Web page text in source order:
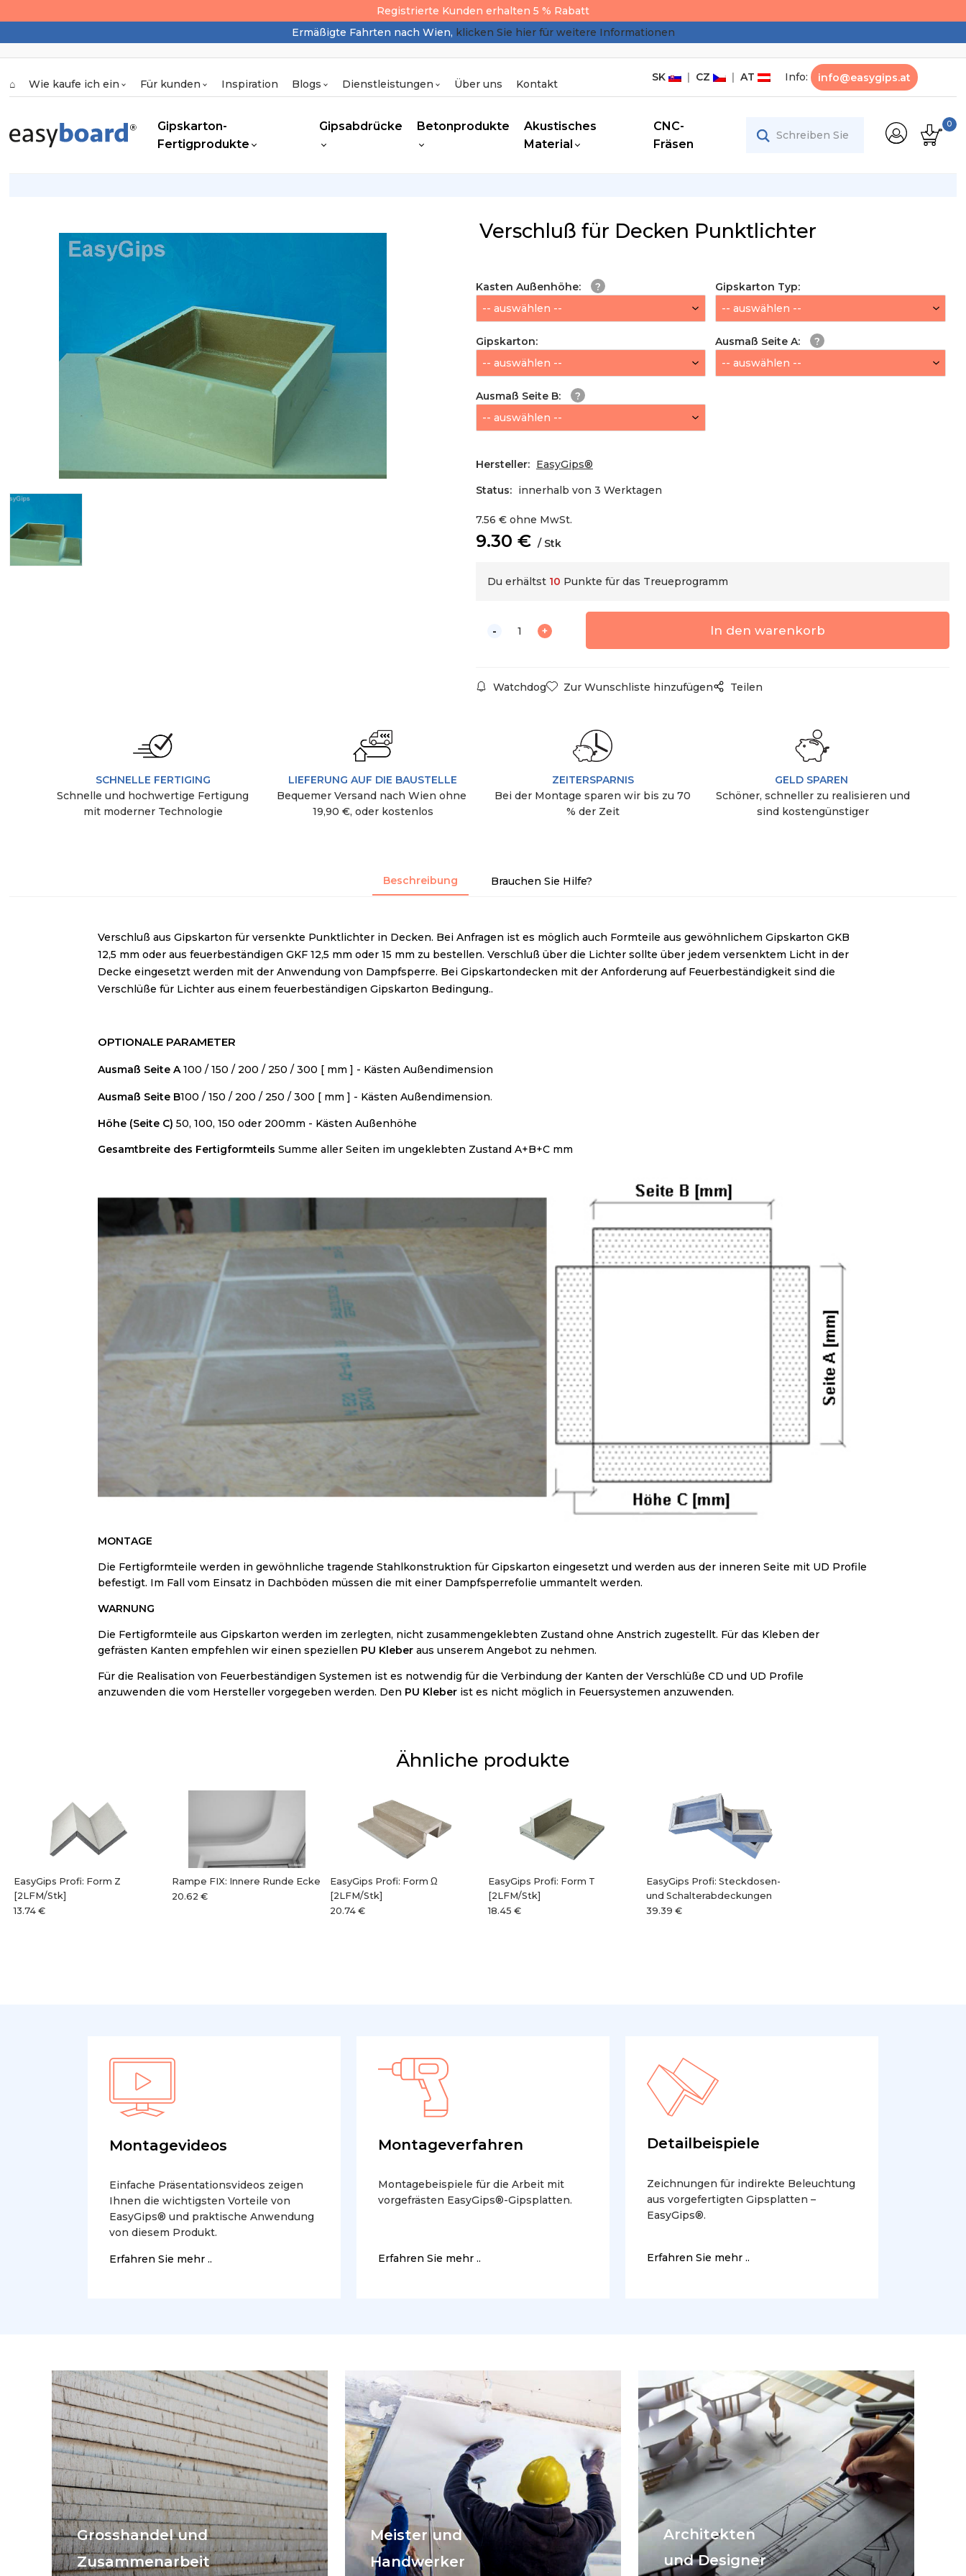
Registrierte Kunden erhalten 5 % Rabatt
Ermäßigte Fahrten nach Wien, klicken Sie hier für weitere Informationen
SK | CZ | AT Info: info@easygips.at
⌂ Wie kaufe ich ein Für kunden Inspiration Blogs Dienstleistungen Über uns Kontakt
Gipskarton-
Fertigprodukte
Gipsabdrücke Betonprodukte
Akustisches
Material
CNC-
Fräsen
0
Verschluß für Decken Punktlichter
Kasten Außenhöhe: Gipskarton Typ:
Gipskarton: Ausmaß Seite A:
Ausmaß Seite B:
Hersteller: EasyGips®
Status: innerhalb von 3 Werktagen
7.56 € ohne MwSt.
9.30 € Stk
Du erhältst 10 Punkte für das Treueprogramm
Watchdog Zur Wunschliste hinzufügen Teilen
SCHNELLE FERTIGING
Schnelle und hochwertige Fertigung
mit moderner Technologie
LIEFERUNG AUF DIE BAUSTELLE
Bequemer Versand nach Wien ohne
19,90 €, oder kostenlos
ZEITERSPARNIS
Bei der Montage sparen wir bis zu 70
% der Zeit
GELD SPAREN
Schöner, schneller zu realisieren und
sind kostengünstiger
Beschreibung Brauchen Sie Hilfe?
Verschluß aus Gipskarton für versenkte Punktlichter in Decken. Bei Anfragen ist es möglich auch Formteile aus gewöhnlichem Gipskarton GKB
12,5 mm oder aus feuerbeständigen GKF 12,5 mm oder 15 mm zu bestellen. Verschluß über die Lichter sollte über jedem versenktem Licht in der
Decke eingesetzt werden mit der Anwendung von Dampfsperre. Bei Gipskartondecken mit der Anforderung auf Feuerbeständigkeit sind die
Verschlüße für Lichter aus einem feuerbeständigen Gipskarton Bedingung..
OPTIONALE PARAMETER
Ausmaß Seite A100 / 150 / 200 / 250 / 300 [ mm ] - Kästen Außendimension
Ausmaß Seite B100 / 150 / 200 / 250 / 300 [ mm ] - Kästen Außendimension.
Höhe(Seite C) 50, 100, 150 oder 200mm - Kästen Außenhöhe
Gesamtbreite des Fertigformteils Summe aller Seiten im ungeklebten Zustand A+B+C mm
MONTAGE
Die Fertigformteile werden in gewöhnliche tragende Stahlkonstruktion für Gipskarton eingesetzt und werden aus der inneren Seite mit UD Profile
befestigt. Im Fall vom Einsatz in Dachböden müssen die mit einer Dampfsperrefolie ummantelt werden.
WARNUNG
Die Fertigformteile aus Gipskarton werden im zerlegten, nicht zusammengeklebten Zustand ohne Anstrich zugestellt. Für das Kleben der
gefrästen Kanten empfehlen wir einen speziellen PU Kleberaus unserem Angebot zu nehmen.
Für die Realisation von Feuerbeständigen Systemen ist es notwendig für die Verbindung der Kanten der Verschlüße CD und UD Profile
anzuwenden die vom Hersteller vorgegeben werden. Den PU Kleberist es nicht möglich in Feuersystemen anzuwenden.
Ähnliche produkte
EasyGips Profi: Form Z
[2LFM/Stk]
13.74 €
Rampe FIX: Innere Runde Ecke
20.62 €
EasyGips Profi: Form Ω
[2LFM/Stk]
20.74 €
EasyGips Profi: Form T
[2LFM/Stk]
18.45 €
EasyGips Profi: Steckdosen-
und Schalterabdeckungen
39.39 €
Montagevideos
Einfache Präsentationsvideos zeigen
Ihnen die wichtigsten Vorteile von
EasyGips® und praktische Anwendung
von diesem Produkt.
Erfahren Sie mehr ..
Montageverfahren
Montagebeispiele für die Arbeit mit
vorgefrästen EasyGips®-Gipsplatten.
Erfahren Sie mehr ..
Detailbeispiele
Zeichnungen für indirekte Beleuchtung
aus vorgefertigten Gipsplatten –
EasyGips®.
Erfahren Sie mehr ..
Grosshandel und
Zusammenarbeit
f
Meister und
Handwerker
Architekten
und Designer